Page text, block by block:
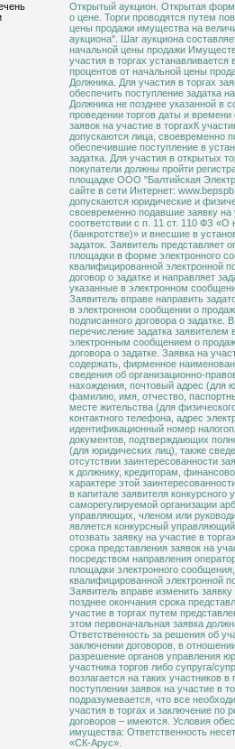
Открытый аукцион. Открытая
о цене. Торги проводятся путем
цены продажи имущества на
аукциона". Шаг аукциона
начальной цены продажи Имущества. Размер задатка
участия в торгах устанавливается
процентов от начальной цены
Должника. Для участия в торгах
обеспечить поступление задатка
Должника не позднее указанной в
проведении торгов даты и
заявок на участие в торгахК
допускаются лица, своевременно
обеспечившие поступление в
задатка. Для участия в открытых
покупатели должны пройти
площадке ООО "Балтийская
сайте в сети Интернет:
допускаются юридические и
своевременно подавшие заявку на
соответствии с п. 11 ст. 110 ФЗ «О
(банкротстве)» и внесшие в
задаток. Заявитель представляет
площадки в форме электронного
квалифицированной электронной
договор о задатке и направляет
указанные в электронном
Заявитель вправе направить
в электронном сообщении о
подписанного договора о задатке.
перечисление задатка заявителем
электронным сообщением о
договора о задатке. Заявка на
содержать, фирменное
сведения об организационно-
нахождения, почтовый адрес (для
фамилию, имя, отчество,
месте жительства (для
контактного телефона, адрес
идентификационный номер
документов, подтверждающих
(для юридических лиц), также
отсутствии заинтересованности
к должнику, кредиторам,
характере этой
в капитале заявителя конкурсного
саморегулируемой организации
управляющих, членом или
является конкурсный
отозвать заявку на участие в
срока представления заявок на
посредством направления
площадки электронного
квалифицированной электронной
Заявитель вправе изменить заявку
позднее окончания срока
участие в торгах путем
этом первоначальная заявка
Ответственность за решения об
заключении договоров, в
разрешение органов управления
участника торгов либо супруга/
возлагается на таких участников
поступлении заявок на участие в
подразумевается, что все
участия в торгах и заключение по
договоров – имеются. Условия
имущества: Ответственность
«СК-Арус».